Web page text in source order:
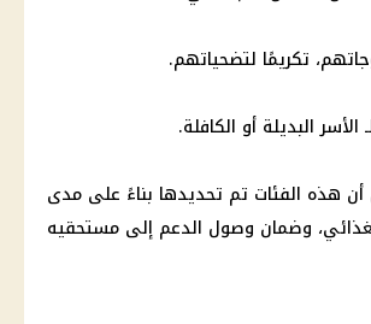
تكريمًا لتضحياتهم.
الأسر البديلة أو الكافلة.
أن هذه الفئات تم تحديدها بناءً على مدى
وضمان وصول الدعم إلى مستحقيه